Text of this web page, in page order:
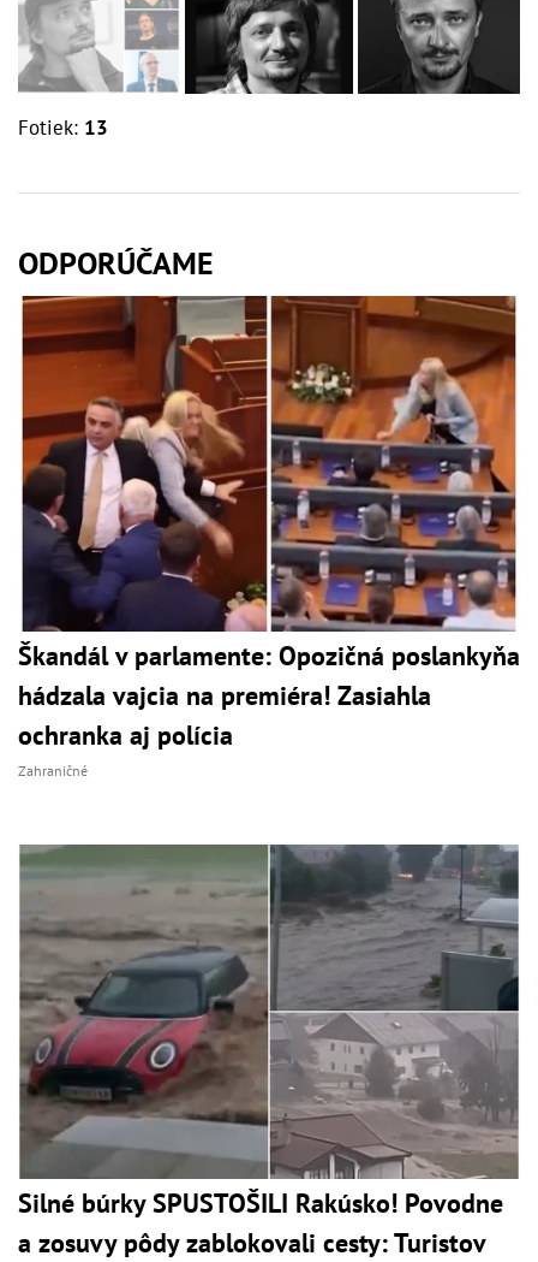
Fotiek: 13
ODPORÚČAME
Škandál v parlamente: Opozičná poslankyňa
hádzala vajcia na premiéra! Zasiahla
ochranka aj polícia
Zahraničné
Silné búrky SPUSTOŠILI Rakúsko! Povodne
a zosuvy pôdy zablokovali cesty: Turistov